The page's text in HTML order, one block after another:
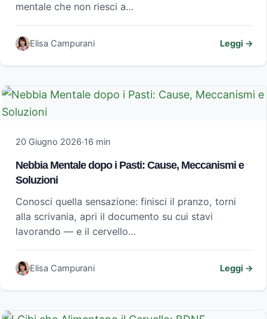
mentale che non riesci a…
Elisa Campurani Leggi →
20 Giugno 2026·16 min
Nebbia Mentale dopo i Pasti: Cause, Meccanismi e
Soluzioni
Conosci quella sensazione: finisci il pranzo, torni
alla scrivania, apri il documento su cui stavi
lavorando — e il cervello…
Elisa Campurani Leggi →